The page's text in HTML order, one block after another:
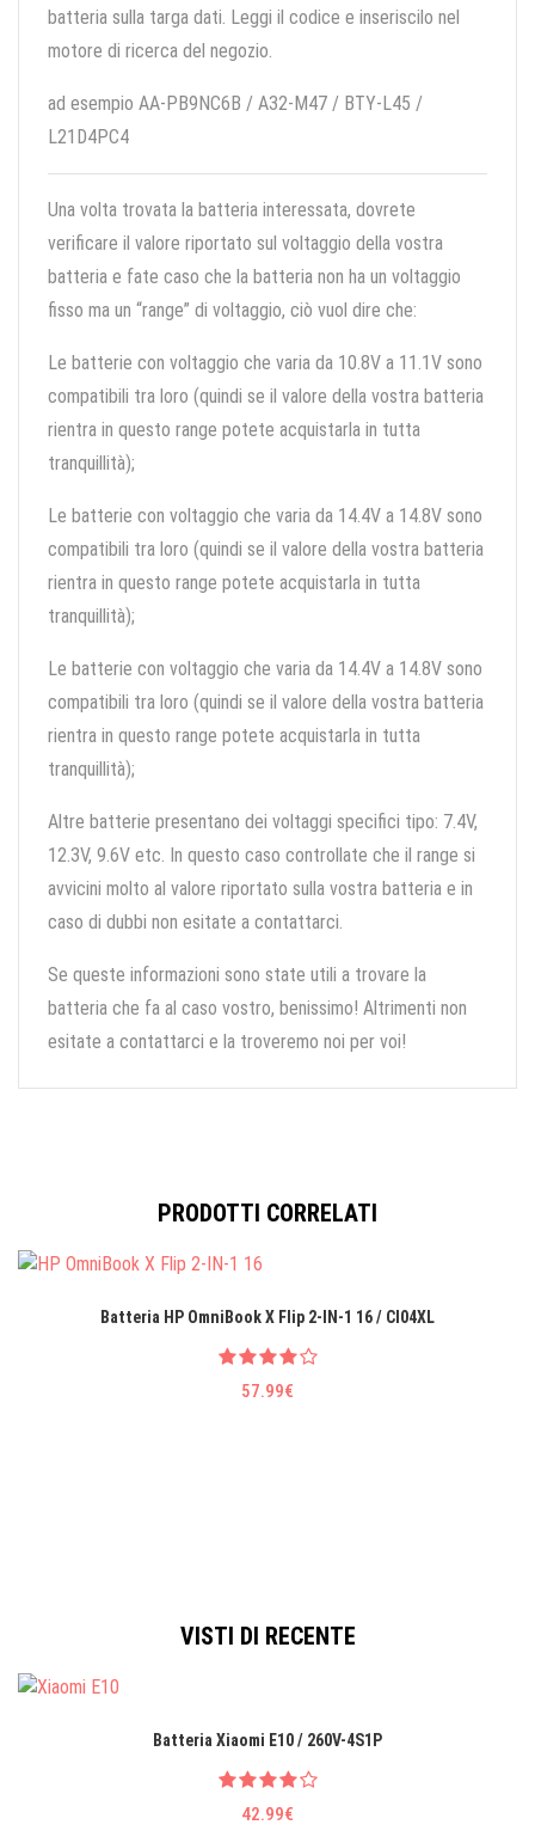
batteria sulla targa dati. Leggi il codice e inseriscilo nel
motore di ricerca del negozio.
ad esempio AA-PB9NC6B / A32-M47 / BTY-L45 /
L21D4PC4
Una volta trovata la batteria interessata, dovrete
verificare il valore riportato sul voltaggio della vostra
batteria e fate caso che la batteria non ha un voltaggio
fisso ma un “range” di voltaggio, ciò vuol dire che:
Le batterie con voltaggio che varia da 10.8V a 11.1V sono
compatibili tra loro (quindi se il valore della vostra batteria
rientra in questo range potete acquistarla in tutta
tranquillità);
Le batterie con voltaggio che varia da 14.4V a 14.8V sono
compatibili tra loro (quindi se il valore della vostra batteria
rientra in questo range potete acquistarla in tutta
tranquillità);
Le batterie con voltaggio che varia da 14.4V a 14.8V sono
compatibili tra loro (quindi se il valore della vostra batteria
rientra in questo range potete acquistarla in tutta
tranquillità);
Altre batterie presentano dei voltaggi specifici tipo: 7.4V,
12.3V, 9.6V etc. In questo caso controllate che il range si
avvicini molto al valore riportato sulla vostra batteria e in
caso di dubbi non esitate a contattarci.
Se queste informazioni sono state utili a trovare la
batteria che fa al caso vostro, benissimo! Altrimenti non
esitate a contattarci e la troveremo noi per voi!
PRODOTTI CORRELATI
Batteria HP OmniBook X Flip 2-IN-1 16 / CI04XL
57.99€
VISTI DI RECENTE
Batteria Xiaomi E10 / 260V-4S1P
42.99€